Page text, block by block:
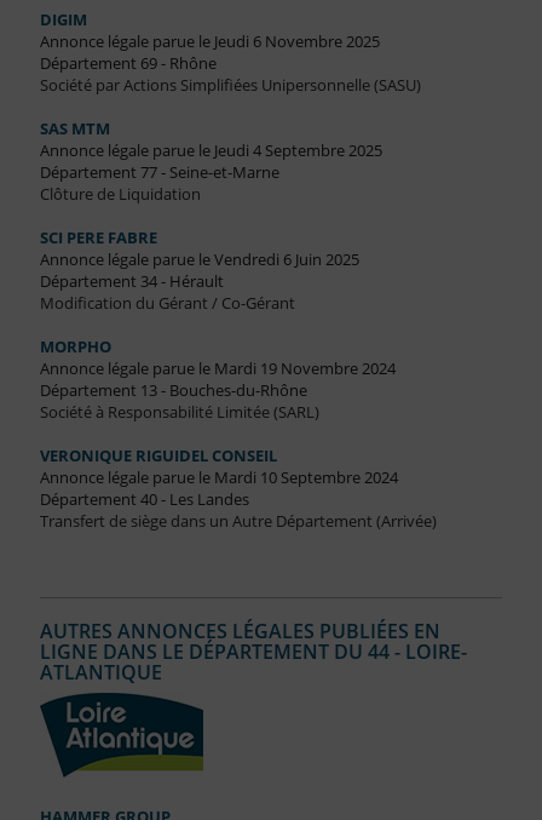
DIGIM
Annonce légale parue le Jeudi 6 Novembre 2025
Département 69 - Rhône
Société par Actions Simplifiées Unipersonnelle (SASU)
SAS MTM
Annonce légale parue le Jeudi 4 Septembre 2025
Département 77 - Seine-et-Marne
Clôture de Liquidation
SCI PERE FABRE
Annonce légale parue le Vendredi 6 Juin 2025
Département 34 - Hérault
Modification du Gérant / Co-Gérant
MORPHO
Annonce légale parue le Mardi 19 Novembre 2024
Département 13 - Bouches-du-Rhône
Société à Responsabilité Limitée (SARL)
VERONIQUE RIGUIDEL CONSEIL
Annonce légale parue le Mardi 10 Septembre 2024
Département 40 - Les Landes
Transfert de siège dans un Autre Département (Arrivée)
AUTRES ANNONCES LÉGALES PUBLIÉES EN
LIGNE DANS LE DÉPARTEMENT DU 44 - LOIRE-
ATLANTIQUE